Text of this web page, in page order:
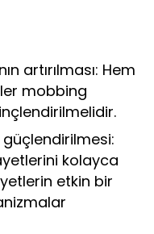
artırılması: Hem
mobbing
güçlendirilmesi:
kolayca
etkin bir